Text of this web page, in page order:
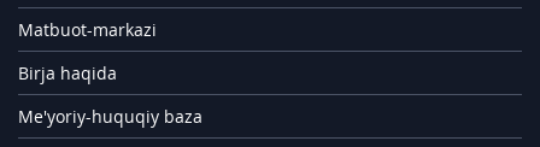
Matbuot-markazi
Birja haqida
Me'yoriy-huquqiy baza